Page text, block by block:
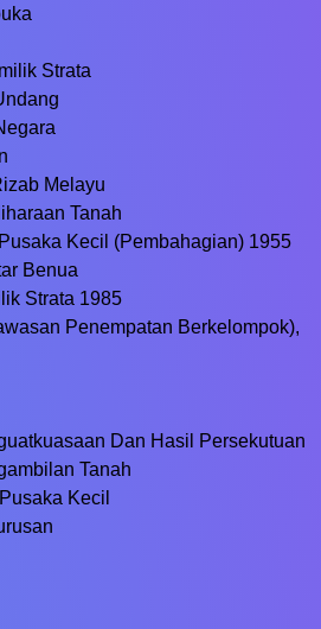
Strata
Melayu
Tanah
Kecil (Pembahagian) 1955
Benua
Strata 1985
Penempatan Berkelompok),
Dan Hasil Persekutuan
Tanah
Kecil